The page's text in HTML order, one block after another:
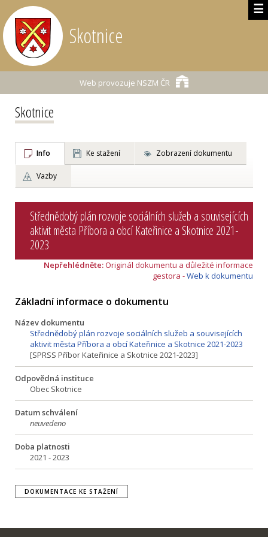
☰
Skotnice
Web provozuje NSZM ČR
Skotnice
Info Ke stažení Zobrazení dokumentu
Vazby
Střednědobý plán rozvoje sociálních služeb a souvisejících
aktivit města Příbora a obcí Kateřinice a Skotnice 2021-
2023
Nepřehlédněte:Originál dokumentu a důležité informace
gestora -Web k dokumentu
Základní informace o dokumentu
Název dokumentu
Střednědobý plán rozvoje sociálních služeb a souvisejících
aktivit města Příbora a obcí Kateřinice a Skotnice 2021-2023
[SPRSS Příbor Kateřinice a Skotnice 2021-2023]
Odpovědná instituce
Obec Skotnice
Datum schválení
neuvedeno
Doba platnosti
2021 - 2023
DOKUMENTACE KE STAŽENÍ